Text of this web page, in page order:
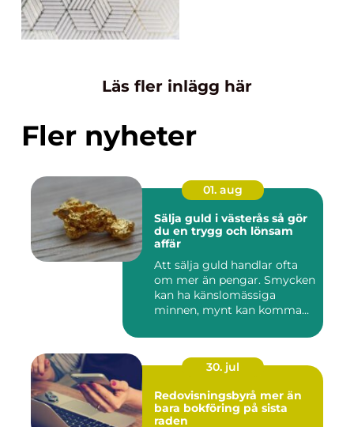
Läs fler inlägg här
Fler nyheter
01. aug
Sälja guld i västerås så gör
du en trygg och lönsam
affär
Att sälja guld handlar ofta
om mer än pengar. Smycken
kan ha känslomässiga
minnen, mynt kan komma
30. jul
Redovisningsbyrå mer än
bara bokföring på sista
raden